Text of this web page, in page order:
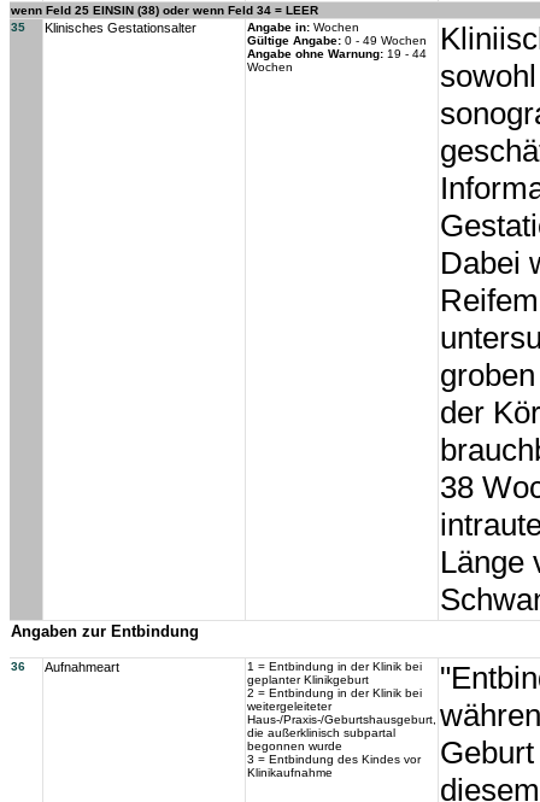
wenn Feld 25 EINSIN (38) oder wenn Feld 34 = LEER
35
Klinisches Gestationsalter Angabe in: Wochen
Gültige Angabe: 0 - 49 Wochen
Angabe ohne Warnung: 19 - 44
Wochen
Dabei
der
38
Länge
Angaben zur Entbindung
36 Aufnahmeart
1 = Entbindung in der Klinik bei
geplanter Klinikgeburt
2 = Entbindung in der Klinik bei
weitergeleiteter
Haus-/Praxis-/Geburtshausgeburt,
die außerklinisch subpartal
begonnen wurde
3 = Entbindung des Kindes vor
Klinikaufnahme